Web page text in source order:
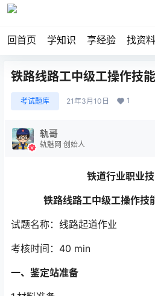
回首页 学知识 享经验 找资料
铁路线路工中级工操作技
考试题库 21年3月10日 1
轨哥
轨魅网 创始人
铁道行业职业
铁路线路工中级工操作技
试题名称：线路起道作业
考核时间：40 min
一、鉴定站准备